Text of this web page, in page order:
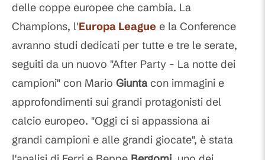
delle coppe europee che cambia. La
Champions, l'Europa League e la Conference
avranno studi dedicati per tutte e tre le serate,
seguiti da un nuovo "After Party - La notte dei
campioni" con Mario Giunta con immagini e
approfondimenti sui grandi protagonisti del
calcio europeo. "Oggi ci si appassiona ai
grandi campioni e alle grandi giocate", è stata